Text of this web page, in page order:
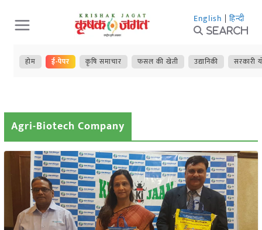
Skip
to
content
English | हिन्दी
Search
होम ई-पेपर कृषि समाचार फसल की खेती उद्यानिकी सरकारी
Agri-Biotech Company